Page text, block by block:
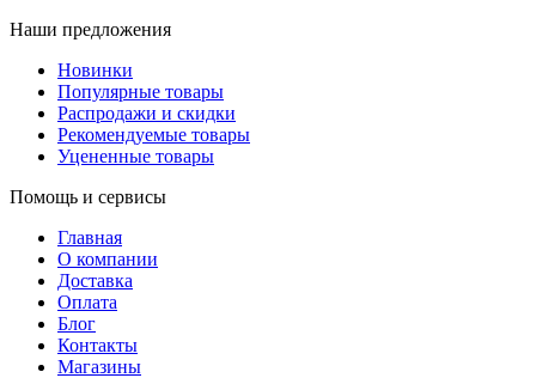
Наши предложения
Новинки
Популярные товары
Распродажи и скидки
Рекомендуемые товары
Уцененные товары
Помощь и сервисы
Главная
О компании
Доставка
Оплата
Блог
Контакты
Магазины